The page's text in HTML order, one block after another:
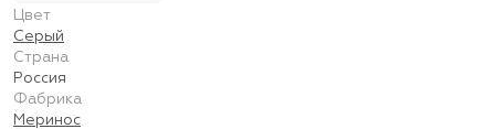
Цвет
Серый
Страна
Россия
Фабрика
Меринос